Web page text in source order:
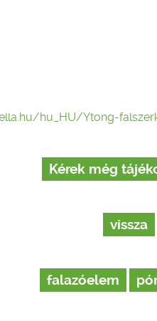
hu_HU/Ytong-
Kérek még
vissza
falazóelem